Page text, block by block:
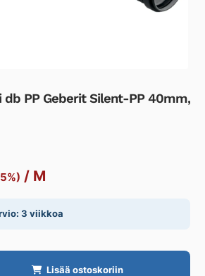
PP Geberit Silent-PP 40mm,
/ M
3 viikkoa
Lisää ostoskoriin